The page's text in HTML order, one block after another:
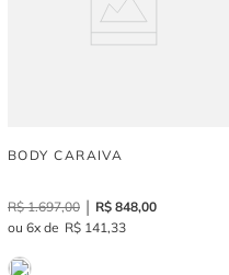
BODY CARAIVA
R$ 1.697,00 R$ 848,00
6
R$ 141,33